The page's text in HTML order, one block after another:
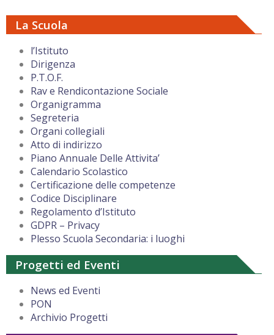
La Scuola
l’Istituto
Dirigenza
P.T.O.F.
Rav e Rendicontazione Sociale
Organigramma
Segreteria
Organi collegiali
Atto di indirizzo
Piano Annuale Delle Attivita’
Calendario Scolastico
Certificazione delle competenze
Codice Disciplinare
Regolamento d’Istituto
GDPR – Privacy
Plesso Scuola Secondaria: i luoghi
Progetti ed Eventi
News ed Eventi
PON
Archivio Progetti